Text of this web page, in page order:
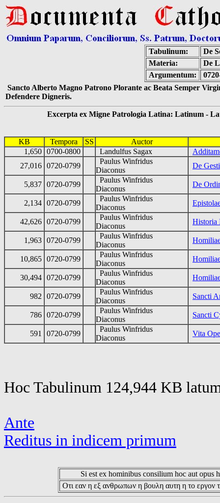
Tabulinum:
De
Materia:
De
Argumentum:
Sancto Alberto Magno Patrono Plorante ac Beata Semper
Defendere Digneris.
Excerpta ex Migne Patrologia Latina: Latinum -
KB Tempora SS
Auctor
1,650 0700-0800 Landulfus Sagax
27,016 0720-0799
Paulus Winfridus
Diaconus
De
5,837 0720-0799
Paulus Winfridus
Diaconus
De
2,134 0720-0799
Paulus Winfridus
Diaconus
42,626 0720-0799
Paulus Winfridus
Diaconus
Historia
1,963 0720-0799
Paulus Winfridus
Diaconus
10,865 0720-0799
Paulus Winfridus
Diaconus
30,494 0720-0799
Paulus Winfridus
Diaconus
982 0720-0799
Paulus Winfridus
Diaconus
Sancti
786 0720-0799
Paulus Winfridus
Diaconus
Sancti
591 0720-0799
Paulus Winfridus
Diaconus
Vita
Hoc Tabulinum 124,944 KB
Ante
Reditus in indicem primum
Si est ex hominibus consilium hoc aut opus
Οτι εαν η εξ ανθρωπων η βουλη αυτη η το εργον